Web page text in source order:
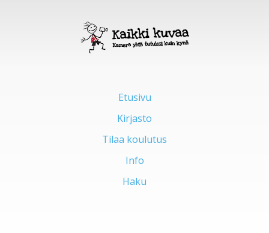
Etusivu
Kirjasto
Tilaa koulutus
Info
Haku